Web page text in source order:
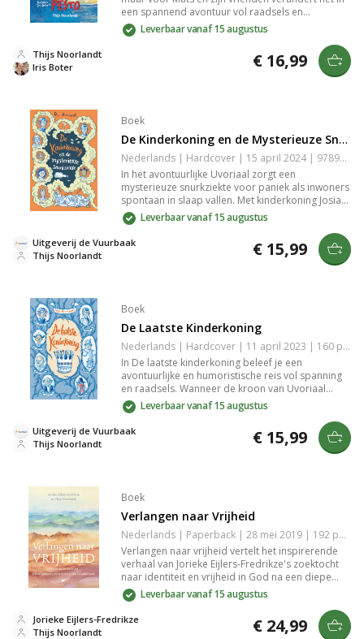
een spannend avontuur vol raadsels en
sabotage. Samen ontrafelen ze geheimen en
trotseren ze uitdagingen achter de schermen van
Avontura. Perfect voor fans van spanning en
Leverbaar vanaf 15 augustus
Iris Boter
Thijs Noorlandt € 16,99
Boek
De Kinderkoning en de Mysterieuze Snurkziekte
Nederlands | Hardcover | 15 april 2024 | 9789055606306
In het avontuurlijke Uvoriaal zorgt een
mysterieuze snurkziekte voor paniek als inwoners
spontaan in slaap vallen. Met kinderkoning Josia
en premier Ann in een race tegen de klok, moeten
ze een tegengif vinden om de bevolking te
redden. Dit tweede deel van Thijs Noorlandt
biedt fantasie en een diepere vraag over
Leverbaar vanaf 15 augustus
Thijs Noorlandt
Uitgeverij de Vuurbaak € 15,99
Boek
De Laatste Kinderkoning
Nederlands | Hardcover | 11 april 2023 | 160 pagina's | 9789055606207
In De laatste kinderkoning beleef je een
avontuurlijke en humoristische reis vol spanning
en raadsels. Wanneer de kroon van Uvoriaal
wordt gestolen, moeten Josia en Ann hem
terugvinden voordat het tijdperk van de
kinderkoningen ten einde komt. Wat als kinderen
het voor het zeggen zouden hebben? Geniet van
dit fantasierijke verhaal van Thijs Noorlandt.
Leverbaar vanaf 15 augustus
Thijs Noorlandt
Uitgeverij de Vuurbaak € 15,99
Boek
Verlangen naar Vrijheid
Nederlands | Paperback | 28 mei 2019 | 192 pagina's | 9789043531016
Verlangen naar vrijheid vertelt het inspirerende
verhaal van Jorieke Eijlers-Fredrikze's zoektocht
naar identiteit en vrijheid in God na een diepe
burn-out. Ontdek boeiende levenslessen en
spirituele groei, verweven met de Bijbelse reis
van Israël naar het beloofde land, met bijdragen
van Arie de Rover en Marieke Meijer.
Leverbaar vanaf 15 augustus
Thijs Noorlandt
Jorieke Eijlers-Fredrikze € 24,99